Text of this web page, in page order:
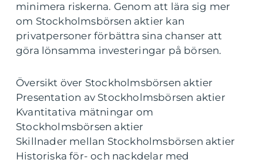
minimera riskerna. Genom att lära sig mer
om Stockholmsbörsen aktier kan
privatpersoner förbättra sina chanser att
göra lönsamma investeringar på börsen.
Översikt över Stockholmsbörsen aktier
Presentation av Stockholmsbörsen aktier
Kvantitativa mätningar om
Stockholmsbörsen aktier
Skillnader mellan Stockholmsbörsen aktier
Historiska för- och nackdelar med